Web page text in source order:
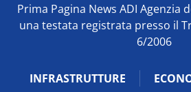
Prima Pagina News ADI Agenzia
una testata registrata presso il
6/2006
INFRASTRUTTURE